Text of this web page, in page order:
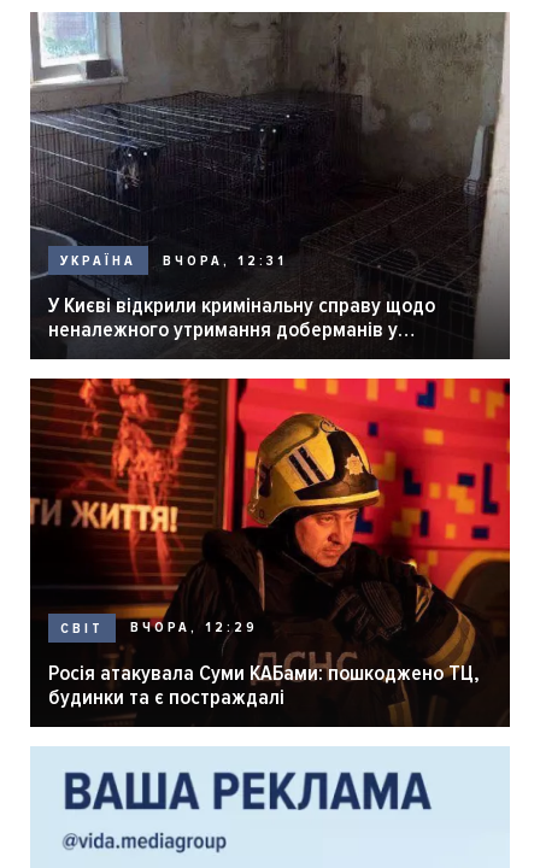
УКРАЇНА ВЧОРА, 12:31
У Києві відкрили кримінальну справу щодо
неналежного утримання доберманів у
розпліднику
СВІТ ВЧОРА, 12:29
Росія атакувала Суми КАБами: пошкоджено ТЦ,
будинки та є постраждалі